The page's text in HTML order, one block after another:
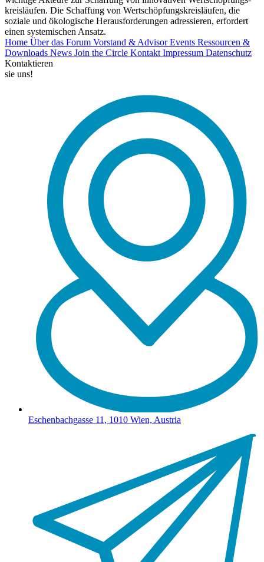
kreisläufen. Die Schaffung von Wertschöpfungskreisläufen, die
soziale und ökologische Herausforderungen adressieren, erfordert
einen systemischen Ansatz.
Home Über das Forum Vorstand & AdvisorEvents Ressourcen &
Downloads News Join the Circle Kontakt Impressum Datenschutz
Kontaktieren
sie uns!
Eschenbachgasse 11, 1010 Wien, Austria